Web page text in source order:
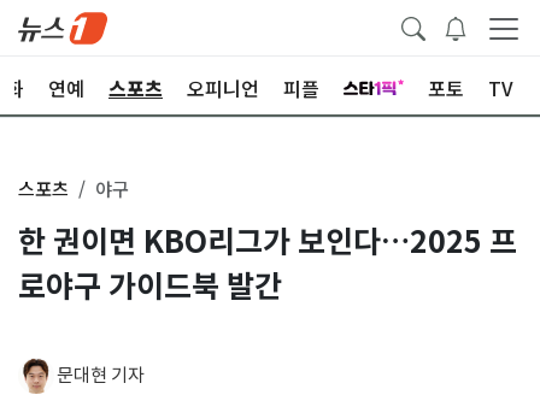
화 연예 스포츠 오피니언 피플 포토 TV
스포츠 야구
한 권이면 KBO리그가 보인다…2025 프
로야구 가이드북 발간
문대현 기자